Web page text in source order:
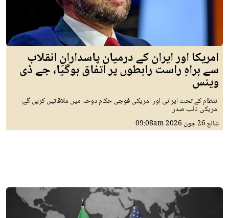
امریکا اور ایران کے درمیان پاسدارانِ انقلاب
سے براہِ راست رابطوں پر اتفاق ہوگیا، جے ڈی
وینس
انتظام کے تحت ایرانی اور امریکی فوجی حکام دوحہ میں ملاقاتیں کریں گے،
امریکی نائب صدر
شائع26 جون 2026 09:08am